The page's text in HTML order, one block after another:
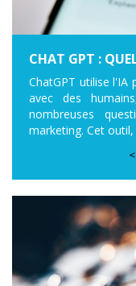
CHAT GPT :
ChatGPT utilise l'IA
avec des
nombreuses
marketing. Cet